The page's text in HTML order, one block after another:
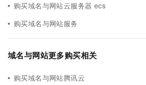
购买域名与网站云服务器 ecs
购买域名与网站服务
域名与网站更多购买相关
购买域名与网站腾讯云